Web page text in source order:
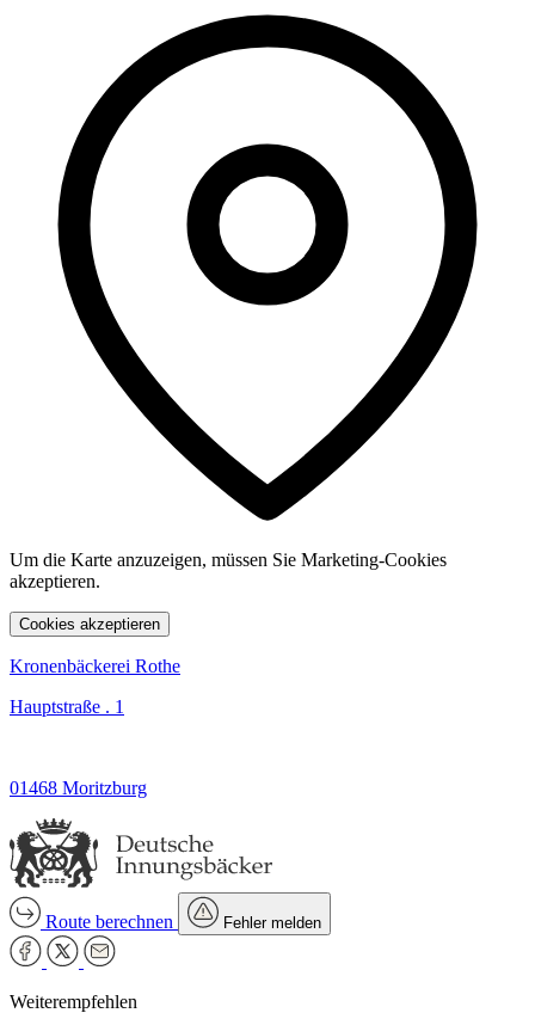
Um die Karte anzuzeigen, müssen Sie Marketing-Cookies
akzeptieren.
Cookies akzeptieren
Kronenbäckerei Rothe
Hauptstraße . 1
01468 Moritzburg
Route berechnen Fehler melden
Weiterempfehlen